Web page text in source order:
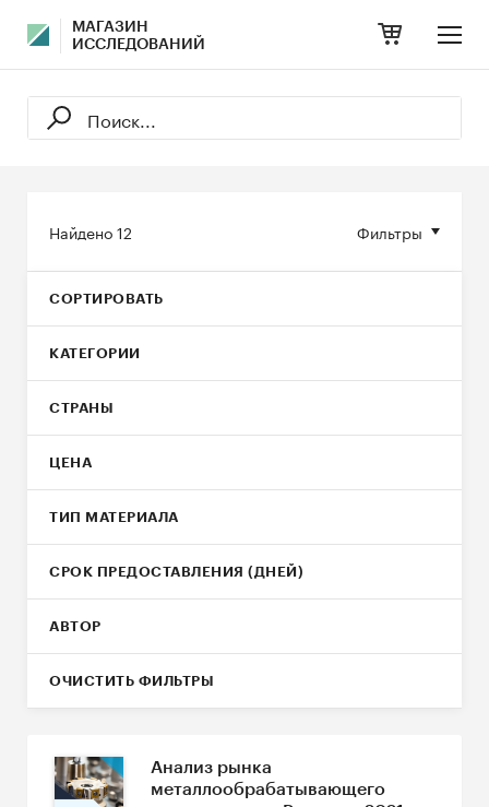
МАГАЗИН
ИССЛЕДОВАНИЙ
Фильтры
Найдено12
СОРТИРОВАТЬ
КАТЕГОРИИ
СТРАНЫ
ЦЕНА
ТИП МАТЕРИАЛА
СРОК ПРЕДОСТАВЛЕНИЯ (ДНЕЙ)
АВТОР
ОЧИСТИТЬ ФИЛЬТРЫ
Анализ рынка
металлообрабатывающего